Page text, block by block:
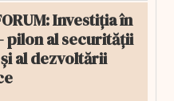
Investiția în
pilon al securității
al dezvoltării